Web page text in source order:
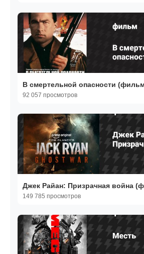
В смертельной опасности
92 057 просмотров
Джек Райан: Призрачная война
149 785 просмотров